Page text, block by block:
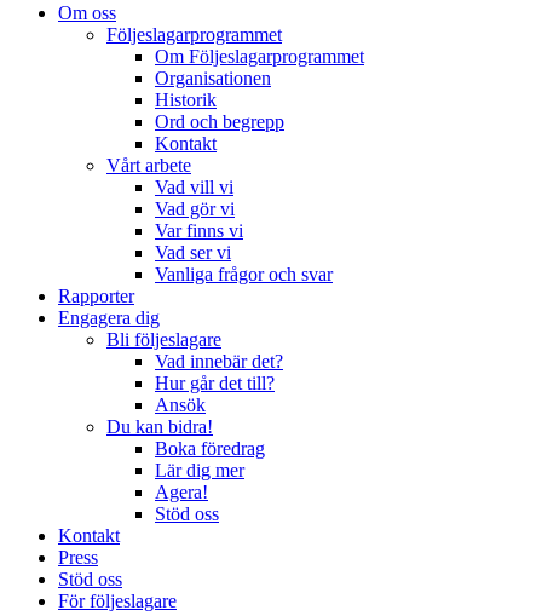
Om oss
Följeslagarprogrammet
Om Följeslagarprogrammet
Organisationen
Historik
Ord och begrepp
Kontakt
Vårt arbete
Vad vill vi
Vad gör vi
Var finns vi
Vad ser vi
Vanliga frågor och svar
Rapporter
Engagera dig
Bli följeslagare
Vad innebär det?
Hur går det till?
Ansök
Du kan bidra!
Boka föredrag
Lär dig mer
Agera!
Stöd oss
Kontakt
Press
Stöd oss
För följeslagare